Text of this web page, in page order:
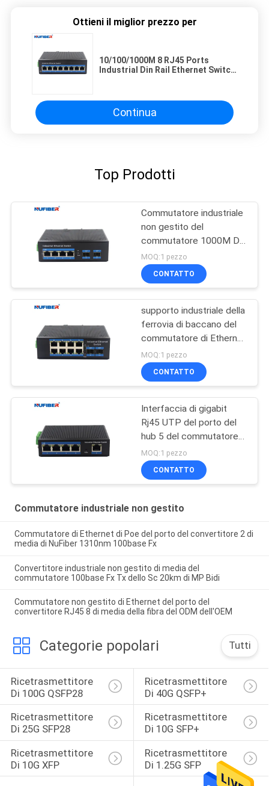
Ottieni il miglior prezzo per
10/100/1000M 8 RJ45 Ports
Industrial Din Rail Ethernet Switch
Continua
Top Prodotti
Commutatore industriale
non gestito del
commutatore 1000M Din
Rail Ethernet di
protezione contro il
fulmine
MOQ:1 pezzo
CONTATTO
supporto industriale della
ferrovia di baccano del
commutatore di Ethernet
del commutatore
industriale non gestito
8port
MOQ:1 pezzo
CONTATTO
Interfaccia di gigabit
Rj45 UTP del porto del
hub 5 del commutatore
di rete del supporto della
ferrovia di baccano IP40
MOQ:1 pezzo
CONTATTO
Commutatore industriale non gestito
Commutatore di Ethernet di Poe del porto del convertitore 2 di
media di NuFiber 1310nm 100base Fx
Convertitore industriale non gestito di media del
commutatore 100base Fx Tx dello Sc 20km di MP Bidi
Commutatore non gestito di Ethernet del porto del
convertitore RJ45 8 di media della fibra del ODM dell'OEM
Categorie popolari Tutti
Ricetrasmettitore
Di 100G QSFP28
Ricetrasmettitore
Di 40G QSFP+
Ricetrasmettitore
Di 25G SFP28
Ricetrasmettitore
Di 10G SFP+
Ricetrasmettitore
Di 10G XFP
Ricetrasmettitore
Di 1.25G SFP